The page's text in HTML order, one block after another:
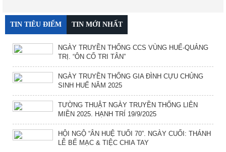
TIN TIÊU ĐIỂM TIN MỚI NHẤT
NGÀY TRUYỀN THỐNG CCS VÙNG HUẾ-QUẢNG
TRỊ. “ÔN CỐ TRI TÂN”
NGÀY TRUYỀN THỐNG GIA ĐÌNH CỰU CHỦNG
SINH HUẾ NĂM 2025
TƯỜNG THUẬT NGÀY TRUYỀN THỐNG LIÊN
MIỀN 2025. HẠNH TRÍ 19/9/2025
HỘI NGỘ “ÂN HUỆ TUỔI 70”. NGÀY CUỐI: THÁNH
LỄ BẾ MẠC & TIỆC CHIA TAY